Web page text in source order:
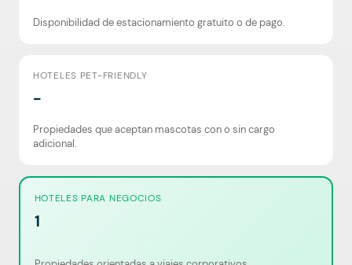
Disponibilidad de estacionamiento gratuito o de pago.
HOTELES PET-FRIENDLY
-
Propiedades que aceptan mascotas con o sin cargo
adicional.
HOTELES PARA NEGOCIOS
1